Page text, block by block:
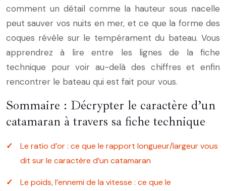
comment un détail comme la hauteur sous nacelle
peut sauver vos nuits en mer, et ce que la forme des
coques révèle sur le tempérament du bateau. Vous
apprendrez à lire entre les lignes de la fiche
technique pour voir au-delà des chiffres et enfin
rencontrer le bateau qui est fait pour vous.
Sommaire : Décrypter le caractère d’un
catamaran à travers sa fiche technique
Le ratio d’or : ce que le rapport longueur/largeur vous
dit sur le caractère d’un catamaran
Le poids, l’ennemi de la vitesse : ce que le